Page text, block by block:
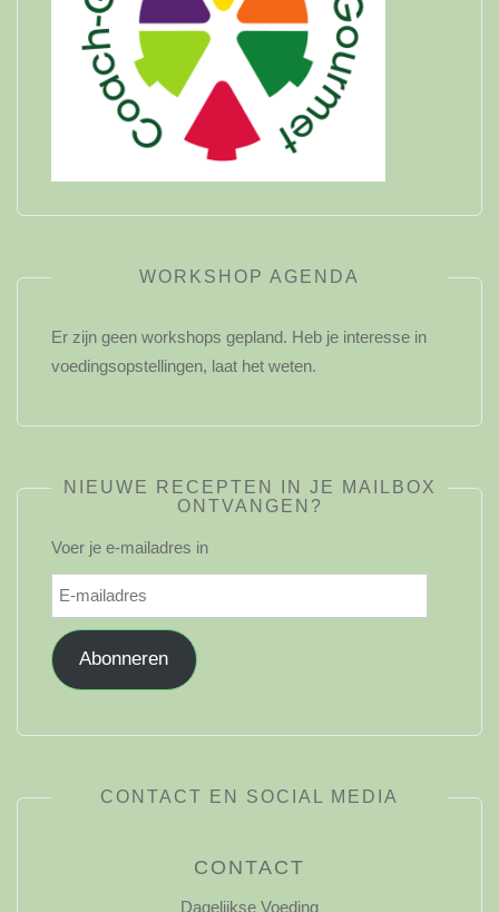
WORKSHOP AGENDA
Er zijn geen workshops gepland. Heb je interesse in
voedingsopstellingen, laat het weten.
NIEUWE RECEPTEN IN JE MAILBOX
ONTVANGEN?
Voer je e-mailadres in
E-
mailadres
Abonneren
CONTACT EN SOCIAL MEDIA
CONTACT
Dagelijkse Voeding